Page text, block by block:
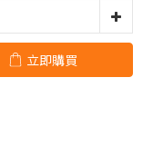
立即購買